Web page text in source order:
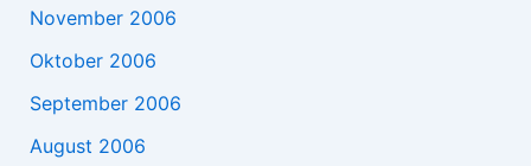
November 2006
Oktober 2006
September 2006
August 2006